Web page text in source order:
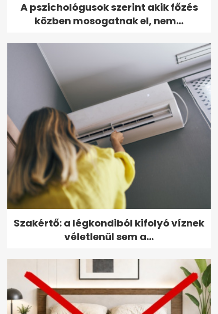
A pszichológusok szerint akik főzés
közben mosogatnak el, nem...
Szakértő: a légkondiból kifolyó víznek
véletlenül sem a...